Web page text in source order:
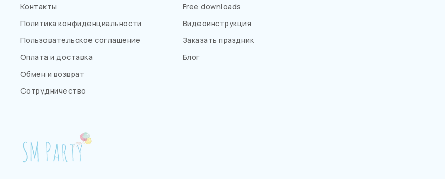
Контакты
Политика конфиденциальности
Пользовательское соглашение
Оплата и доставка
Обмен и возврат
Сотрудничество
Free downloads
Видеоинструкция
Заказать праздник
Блог